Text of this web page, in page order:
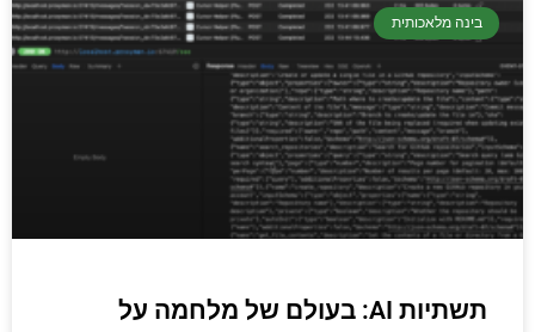
בינה מלאכותית
תשתיות AI: בעולם של מלחמה על